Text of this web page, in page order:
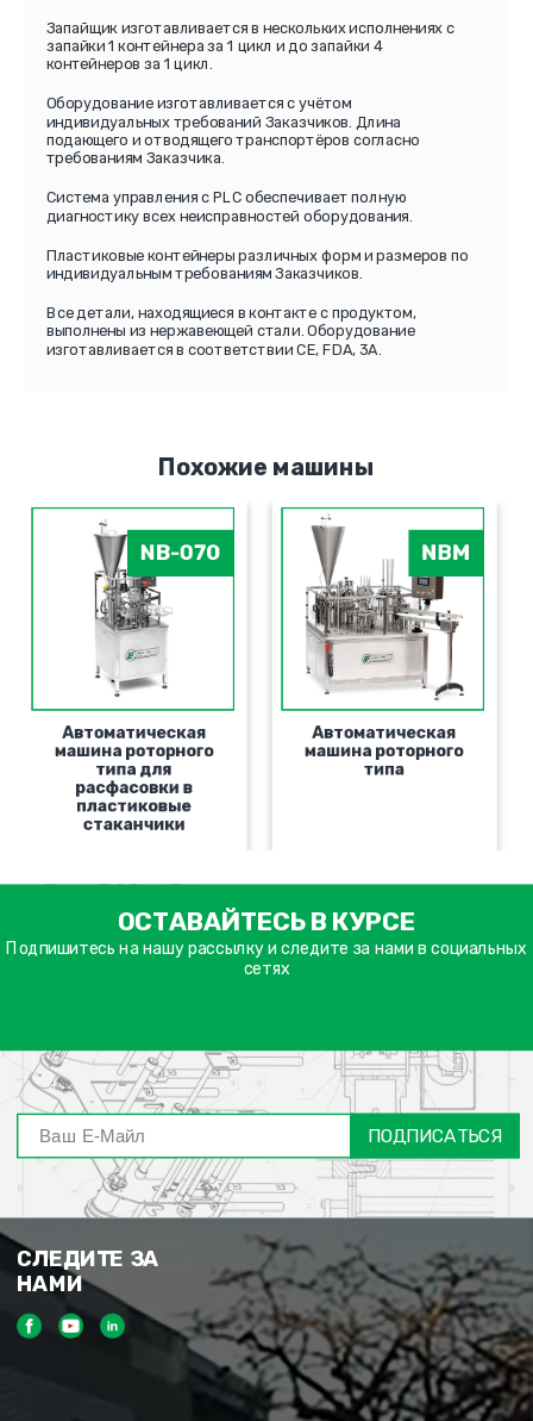
Запайщик изготавливается в нескольких исполнениях с
запайки 1 контейнера за 1 цикл и до запайки 4
контейнеров за 1 цикл.
Оборудование изготавливается с учётом
индивидуальных требований Заказчиков. Длина
подающего и отводящего транспортёров согласно
требованиям Заказчика.
Система управления с PLC обеспечивает полную
диагностику всех неисправностей оборудования.
Пластиковые контейнеры различных форм и размеров по
индивидуальным требованиям Заказчиков.
Все детали, находящиеся в контакте с продуктом,
выполнены из нержавеющей стали. Оборудование
изготавливается в соответствии СЕ, FDA, 3A.
Похожие машины
NBM
Автоматическая
машина роторного
типа
NB-070
Автоматическая
машина роторного
типа для
расфасовки в
пластиковые
стаканчики
ОСТАВАЙТЕСЬ В КУРСЕ
Подпишитесь на нашу рассылку и следите за нами в социальных
сетях
ПОДПИСАТЬСЯ
СЛЕДИТЕ ЗА
НАМИ